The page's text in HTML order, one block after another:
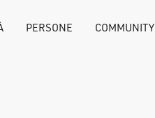
PERSONE COMMUNITY